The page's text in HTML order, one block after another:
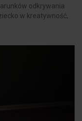
odkrywania
w kreatywność,